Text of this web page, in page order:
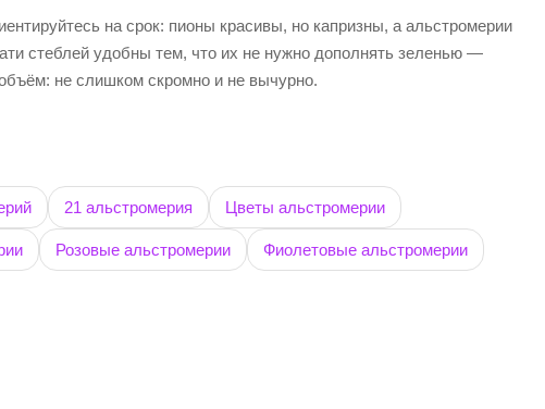
на срок: пионы красивы, но капризны, а альстромерии
стеблей удобны тем, что их не нужно дополнять зеленью —
не слишком скромно и не вычурно.
21 альстромерия Цветы альстромерии
Розовые альстромерии Фиолетовые альстромерии